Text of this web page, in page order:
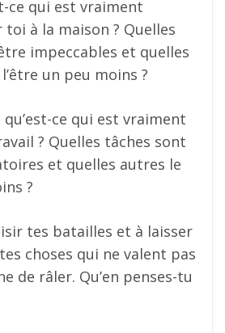
ce qui est vraiment
à la maison ? Quelles
impeccables et quelles
un peu moins ?
ce qui est vraiment
? Quelles tâches sont
et quelles autres le
?
tes batailles et à laisser
choses qui ne valent pas
de râler. Qu’en penses-tu